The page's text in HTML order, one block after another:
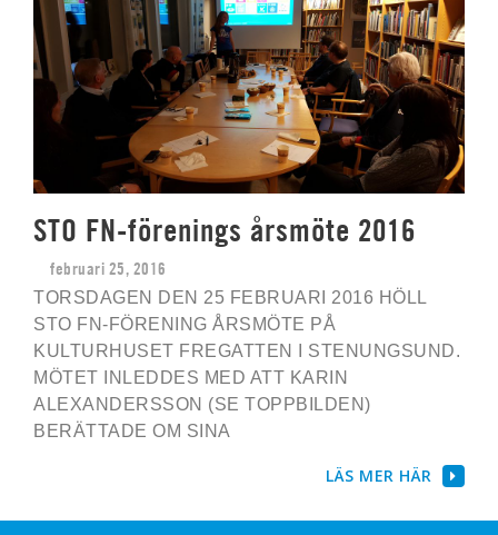
STO FN-förenings årsmöte 2016
februari 25, 2016
TORSDAGEN DEN 25 FEBRUARI 2016 HÖLL
STO FN-FÖRENING ÅRSMÖTE PÅ
KULTURHUSET FREGATTEN I STENUNGSUND.
MÖTET INLEDDES MED ATT KARIN
ALEXANDERSSON (SE TOPPBILDEN)
BERÄTTADE OM SINA
LÄS MER HÄR